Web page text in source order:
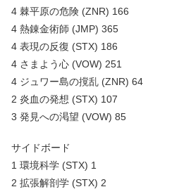
4 棘平原の危険 (ZNR) 166
4 熱錬金術師 (JMP) 365
4 表現の反復 (STX) 186
4 さまよう心 (VOW) 251
4 ジュワー島の撹乱 (ZNR) 64
2 炎血の発想 (STX) 107
3 発見への渇望 (VOW) 85
サイドボード
1 環境科学 (STX) 1
2 拡張解剖学 (STX) 2